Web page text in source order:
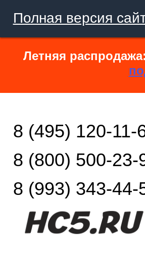
Полная версия
Летняя
8 (495) 120-11-
8 (800) 500-23-
8 (993) 343-44-